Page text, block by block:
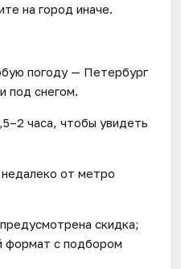
на город иначе.
погоду — Петербург
под снегом.
часа, чтобы увидеть
от метро
скидка;
формат с подбором